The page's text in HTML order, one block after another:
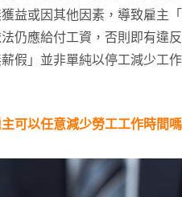
益或因其他因素，導致雇主
仍應給付工資，否則即有違
假」並非單純以停工減少工
可以任意減少勞工工作時間